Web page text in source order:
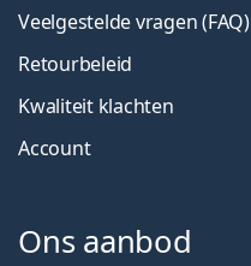
Veelgestelde vragen (FAQ)
Retourbeleid
Kwaliteit klachten
Account
Ons aanbod